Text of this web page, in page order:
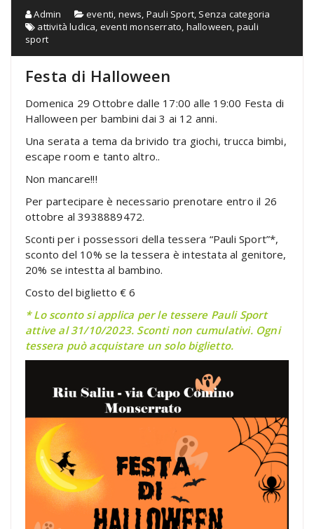
Admin eventi, news, Pauli Sport, Senza categoria
attività ludica, eventi monserrato, halloween, pauli
sport
Festa di Halloween
Domenica 29 Ottobre dalle 17:00 alle 19:00 Festa di
Halloween per bambini dai 3 ai 12 anni.
Una serata a tema da brivido tra giochi, trucca bimbi,
escape room e tanto altro..
Non mancare!!!
Per partecipare è necessario prenotare entro il 26
ottobre al 3938889472.
Sconti per i possessori della tessera “Pauli Sport”*,
sconto del 10% se la tessera è intestata al genitore,
20% se intestta al bambino.
Costo del biglietto € 6
* Lo sconto si applica per le tessere Pauli Sport
attive al 31/10/2023. Sconti non cumulativi. Ogni
tessera può acquistare un solo biglietto.